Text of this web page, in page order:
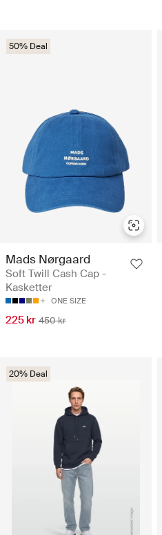
50% Deal
Mads Nørgaard
Soft Twill Cash Cap -
Kasketter
ONE SIZE
225 kr 450 kr
20% Deal